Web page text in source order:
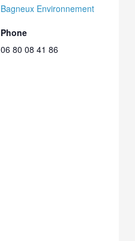
Bagneux Environnement
Phone
06 80 08 41 86